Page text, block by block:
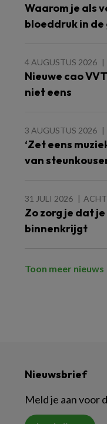
Waarom je als
bloeddruk in
4 AUGUSTUS 2026
Nieuwe cao
niet eens
3 AUGUSTUS 2026
‘Zet eens
van
31 JULI 2026
Zo zorg je dat
binnenkrijgt
Toon meer nieuws
Nieuwsbrief
Meld je aan voor